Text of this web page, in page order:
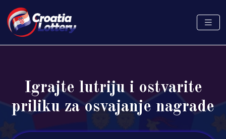
Igrajte lutriju i ostvarite
priliku za osvajanje nagrade